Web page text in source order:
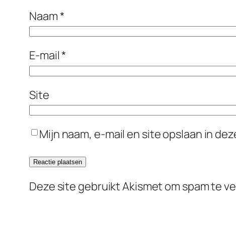
Naam*
E-mail*
Site
Mijn naam, e-mail en site opslaan in
Deze site gebruikt Akismet om spam te